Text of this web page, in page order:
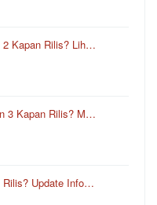
2 Kapan Rilis? Lih…
3 Kapan Rilis? M…
Rilis? Update Info…